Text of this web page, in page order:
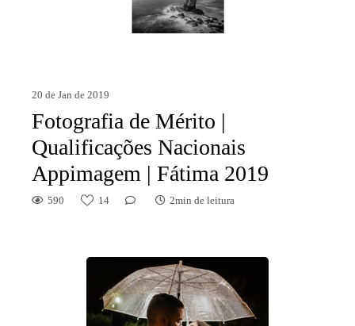
20 de Jan de 2019
Fotografia de Mérito |
Qualificações Nacionais
Appimagem | Fátima 2019
590 14 2min de leitura